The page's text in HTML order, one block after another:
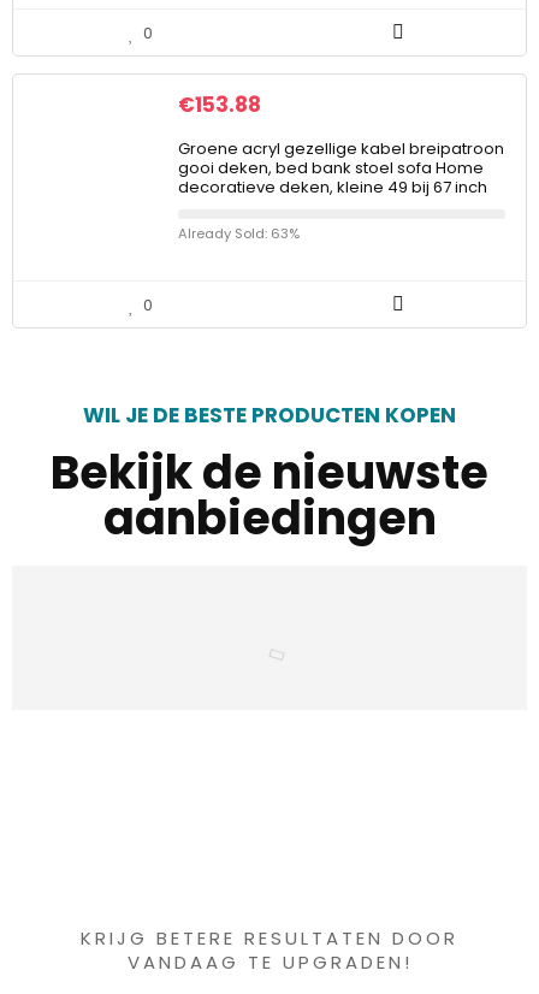
0
€153.88
Groene acryl gezellige kabel breipatroon
gooi deken, bed bank stoel sofa Home
decoratieve deken, kleine 49 bij 67 inch
Already Sold: 63%
0
WIL JE DE BESTE PRODUCTEN KOPEN
Bekijk de nieuwste
aanbiedingen
KRIJG BETERE RESULTATEN DOOR
VANDAAG TE UPGRADEN!